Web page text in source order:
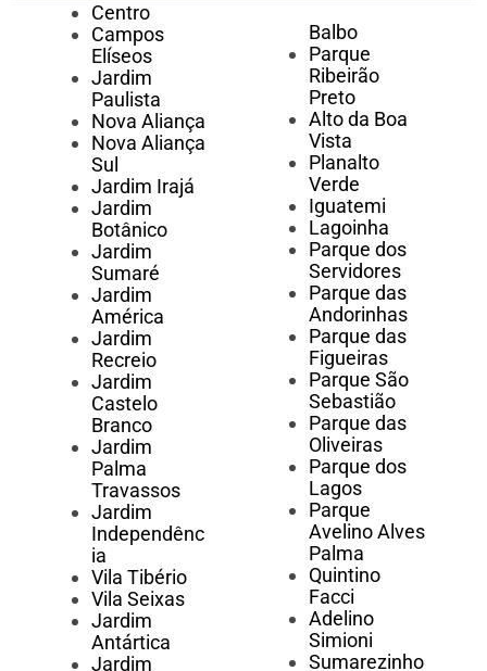
Centro
Campos
Elíseos
Jardim
Paulista
Nova Aliança
Nova Aliança
Sul
Jardim Irajá
Jardim
Botânico
Jardim
Sumaré
Jardim
América
Jardim
Recreio
Jardim
Castelo
Branco
Jardim
Palma
Travassos
Jardim
Independênc
ia
Vila Tibério
Vila Seixas
Jardim
Antártica
Jardim
Balbo
Parque
Ribeirão
Preto
Alto da Boa
Vista
Planalto
Verde
Iguatemi
Lagoinha
Parque dos
Servidores
Parque das
Andorinhas
Parque das
Figueiras
Parque São
Sebastião
Parque das
Oliveiras
Parque dos
Lagos
Parque
Avelino Alves
Palma
Quintino
Facci
Adelino
Simioni
Sumarezinho